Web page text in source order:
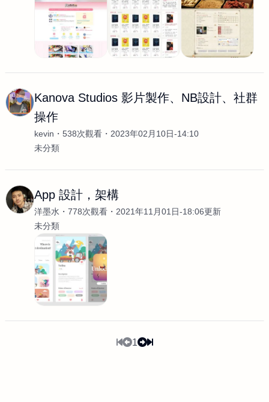
Kanova Studios 影片製作、NB設計、社群
操作
kevin 538次觀看
2023年02月10日-14:10
未分類
App 設計，架構
洋墨水 778次觀看
2021年11月01日-18:06更新
未分類
1